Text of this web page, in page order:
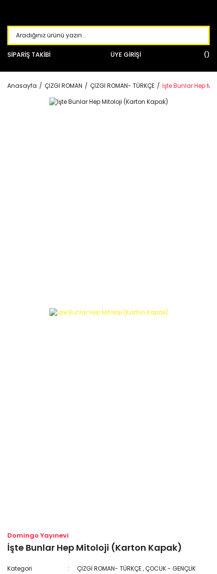
SİPARİŞ TAKİBİ ÜYE GİRİŞİ
Anasayfa ÇİZGİ ROMAN ÇİZGİ ROMAN- TÜRKÇE İşte Bunlar Hep
Domingo Yayınevi
İşte Bunlar Hep Mitoloji (Karton Kapak)
Kategori ÇİZGİ ROMAN- TÜRKÇE,ÇOCUK - GENÇLİK